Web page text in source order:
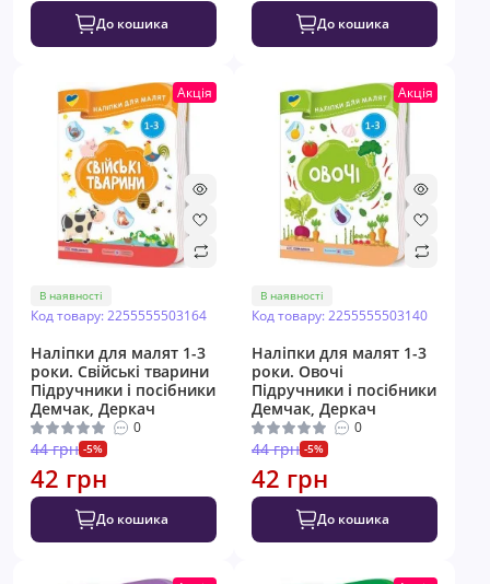
До кошика До кошика
Акція
В наявності
Код товару: 2255555503164
Наліпки для малят 1-3
роки. Свійські тварини
Пiдручники i посiбники
Демчак, Деркач
0
44 грн -5%
42 грн
До кошика
Акція
В наявності
Код товару: 2255555503140
Наліпки для малят 1-3
роки. Овочі
Пiдручники i посiбники
Демчак, Деркач
0
44 грн -5%
42 грн
До кошика